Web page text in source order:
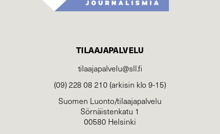
TILAAJAPALVELU
tilaajapalvelu@sll.fi
(09) 228 08 210 (arkisin klo 9-15)
Suomen Luonto/tilaajapalvelu
Sörnäistenkatu 1
00580 Helsinki